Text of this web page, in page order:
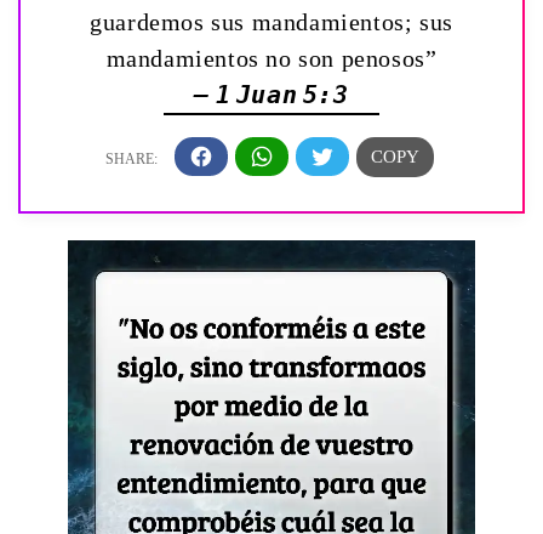
guardemos sus mandamientos; sus
mandamientos no son penosos”
— 1 Juan 5:3